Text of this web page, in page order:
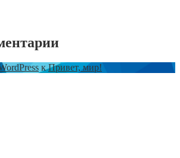
кПривет, мир!